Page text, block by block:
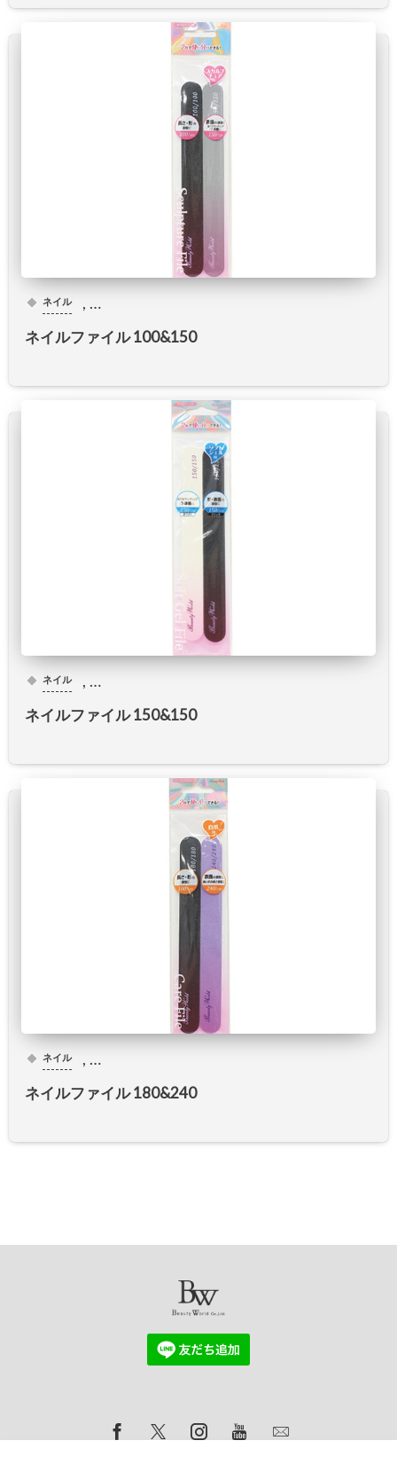
ネイル , …
ネイルファイル 100&150
ネイル , …
ネイルファイル 150&150
ネイル , …
ネイルファイル 180&240